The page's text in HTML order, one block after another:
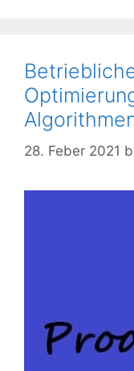
28. Feber 2021